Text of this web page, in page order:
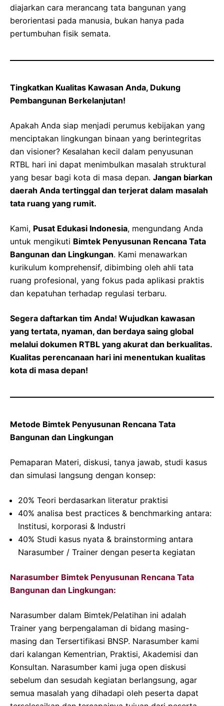
diajarkan cara merancang tata bangunan yang
berorientasi pada manusia, bukan hanya pada
pertumbuhan fisik semata.
Tingkatkan Kualitas Kawasan Anda, Dukung
Pembangunan Berkelanjutan!
Apakah Anda siap menjadi perumus kebijakan yang
menciptakan lingkungan binaan yang berintegritas
dan visioner? Kesalahan kecil dalam penyusunan
RTBL hari ini dapat menimbulkan masalah struktural
yang besar bagi kota di masa depan. Jangan biarkan
daerah Anda tertinggal dan terjerat dalam masalah
tata ruang yang rumit.
Kami, Pusat Edukasi Indonesia, mengundang Anda
untuk mengikuti Bimtek Penyusunan Rencana Tata
Bangunan dan Lingkungan. Kami menawarkan
kurikulum komprehensif, dibimbing oleh ahli tata
ruang profesional, yang fokus pada aplikasi praktis
dan kepatuhan terhadap regulasi terbaru.
Segera daftarkan tim Anda! Wujudkan kawasan
yang tertata, nyaman, dan berdaya saing global
melalui dokumen RTBL yang akurat dan berkualitas.
Kualitas perencanaan hari ini menentukan kualitas
kota di masa depan!
Metode Bimtek Penyusunan Rencana Tata
Bangunan dan Lingkungan
Pemaparan Materi, diskusi, tanya jawab, studi kasus
dan simulasi langsung dengan konsep:
20% Teori berdasarkan literatur praktisi
40% analisa best practices & benchmarking antara:
Institusi, korporasi & Industri
40% Studi kasus nyata & brainstorming antara
Narasumber / Trainer dengan peserta kegiatan
Narasumber Bimtek Penyusunan Rencana Tata
Bangunan dan Lingkungan:
Narasumber dalam Bimtek/Pelatihan ini adalah
Trainer yang berpengalaman di bidang masing-
masing dan Tersertifikasi BNSP. Narasumber kami
dari kalangan Kementrian, Praktisi, Akademisi dan
Konsultan. Narasumber kami juga open diskusi
sebelum dan sesudah kegiatan berlangsung, agar
semua masalah yang dihadapi oleh peserta dapat